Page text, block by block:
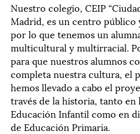
Nuestro colegio, CEIP
Madrid, es un centro público
por lo que tenemos un
multicultural y multirracial.
para que nuestros alumnos
completa nuestra cultura, el
hemos llevado a cabo el
través de la historia, tanto en
Educación Infantil como en
de Educación Primaria.